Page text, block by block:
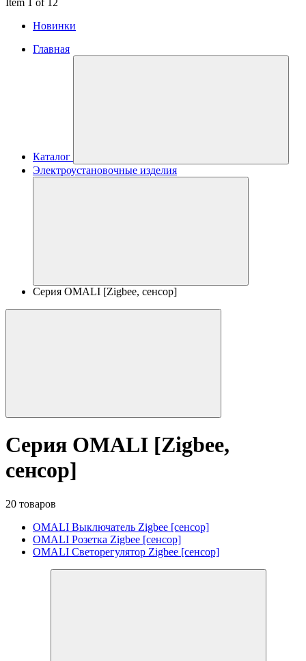
Item 1 of 12
Новинки
Главная
Каталог
Электроустановочные изделия
Серия OMALI [Zigbee, сенсор]
Серия OMALI [Zigbee,
сенсор]
20 товаров
OMALI Выключатель Zigbee [сенсор]
OMALI Розетка Zigbee [сенсор]
OMALI Светорегулятор Zigbee [сенсор]